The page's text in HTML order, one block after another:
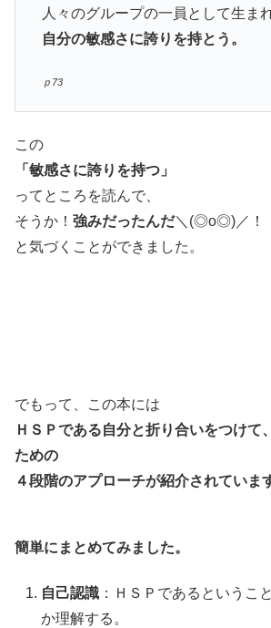
人々のグループの一員として生ま
自分の敏感さに誇りを持とう。
ｐ73
この
「敏感さに誇りを持つ」
ってところを読んで、
そうか！ 強みだったんだ＼(◎o◎)／！
と気づくことができました。
でもって、この本には
ＨＳＰである自分と折り合いをつけて
ための
４段階のアプローチが紹介されていま
簡単にまとめてみました。
自己認識 ：ＨＳＰであるというこ
か理解する。